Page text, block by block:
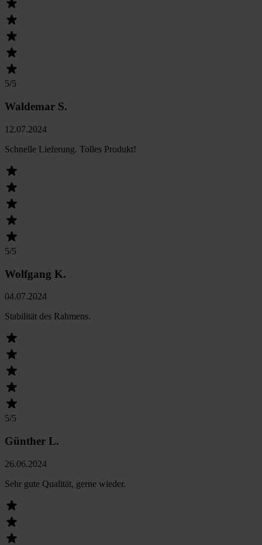
5/5
Waldemar S.
12.07.2024
Schnelle Lieferung. Tolles Produkt!
5/5
Wolfgang K.
04.07.2024
Stabilität des Rahmens.
5/5
Günther L.
26.06.2024
Sehr gute Qualität, gerne wieder.